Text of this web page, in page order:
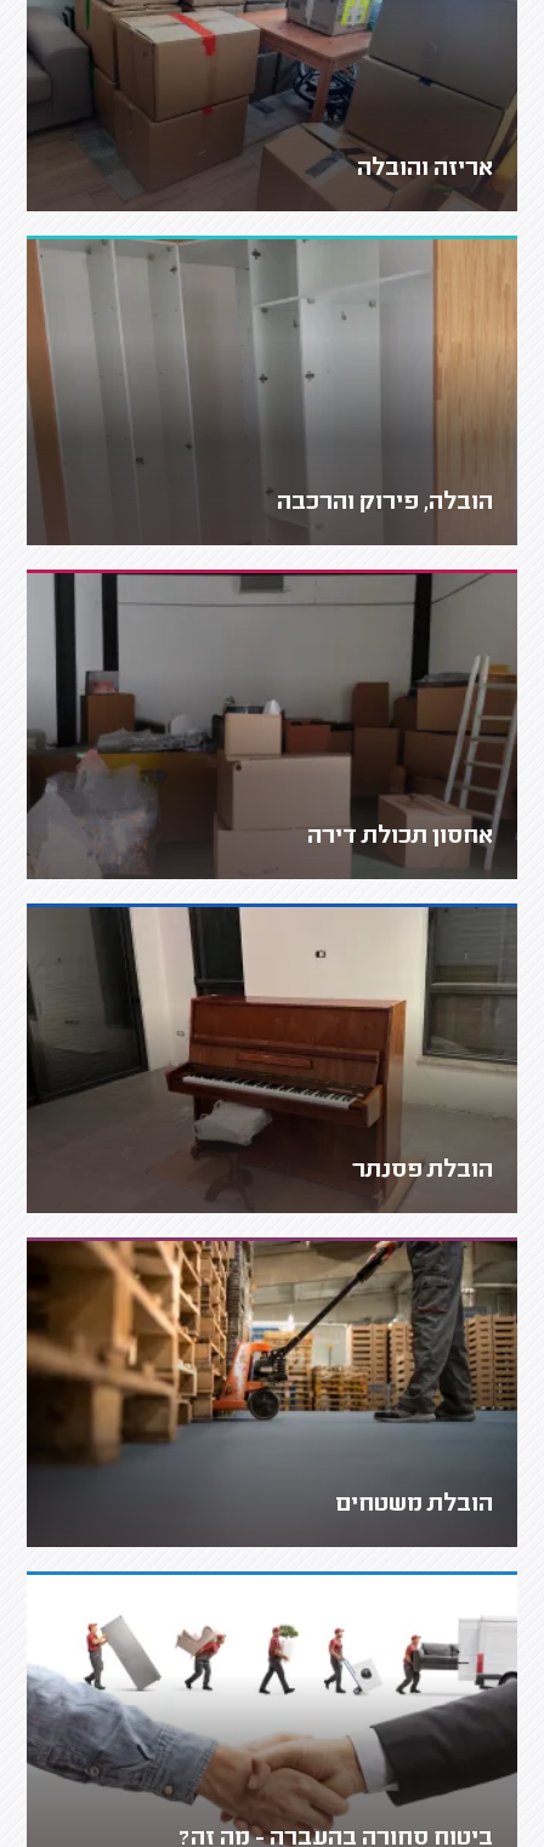
אריזה והובלה
הובלה, פירוק והרכבה
אחסון תכולת דירה
הובלת פסנתר
הובלת משטחים
ביטוח סחורה בהעברה - מה זה?